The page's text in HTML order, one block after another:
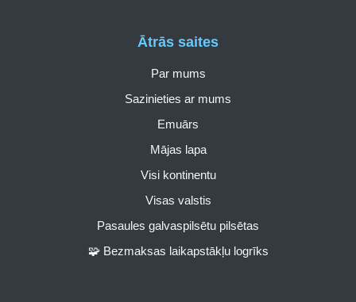
Ātrās saites
Par mums
Sazinieties ar mums
Emuārs
Mājas lapa
Visi kontinentu
Visas valstis
Pasaules galvaspilsētu pilsētas
🧩 Bezmaksas laikapstākļu logrīks